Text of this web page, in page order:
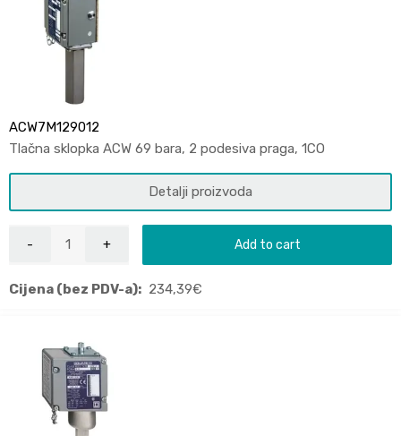
ACW7M129012
Tlačna sklopka ACW 69 bara, 2 podesiva praga, 1CO
Detalji proizvoda
Add to cart
Cijena (bez PDV-a): 234,39€